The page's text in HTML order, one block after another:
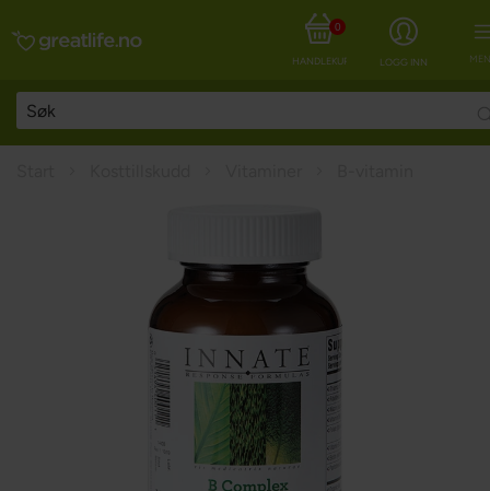
LOGG INN
HANDLEKURV
0